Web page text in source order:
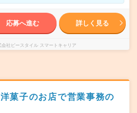
応募へ進む 詳しく見る
会社ビースタイル スマートキャリア
菓子のお店で営業事務の